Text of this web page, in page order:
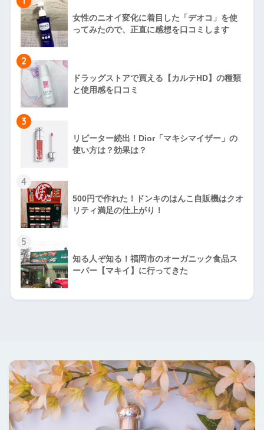
女性のニオイ変化に着目した「デオコ」を使
ってみたので、正直に感想を口コミします
2
ドラッグストアで買える【カルテHD】の種類
と使用感を口コミ
3
リピーター続出！Dior「マキシマイザー」の
使い方は？効果は？
4
500円で作れた！ドンキのはんこ自販機はクオ
リティ満足の仕上がり！
5
知る人ぞ知る！福岡市のオーガニック食品ス
ーパー【マキイ】に行ってきた